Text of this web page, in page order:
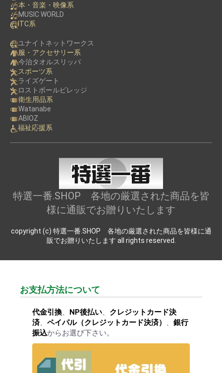
本・音楽・映像系
MUSIC WORLD
ITC系
ユナイトネットワークス
服・アクセサリー系
今治タオルスリッパ
スポーツ系
ライズゲート
ロストボールビレッジ
衛生用品系
Watanabe
ABIOZ
福祉応援系
特選一番.SHOP 各地の厳選された商品を皆
様に通販でお贈りいたします
copyright (c) 特選一番.SHOP 各地の厳選された商品を皆様に通
販でお贈りいたします all rights reserved.
お支払方法について
代金引換、 NP後払い、 クレジットカード決
済、 ペイパル（クレジットカード決済） 、 銀行
振込からお選び下さい。